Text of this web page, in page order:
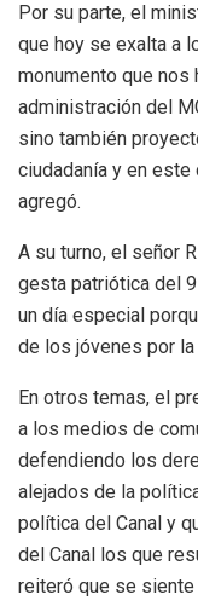
Por su parte, el
que hoy se exalta a
monumento que nos
administración del
sino también
ciudadanía y en este
agregó.
A su turno, el señor
gesta patriótica del
un día especial
de los jóvenes por la
En otros temas, el
a los medios de
defendiendo los
alejados de la
política del Canal y
del Canal los que
reiteró que se